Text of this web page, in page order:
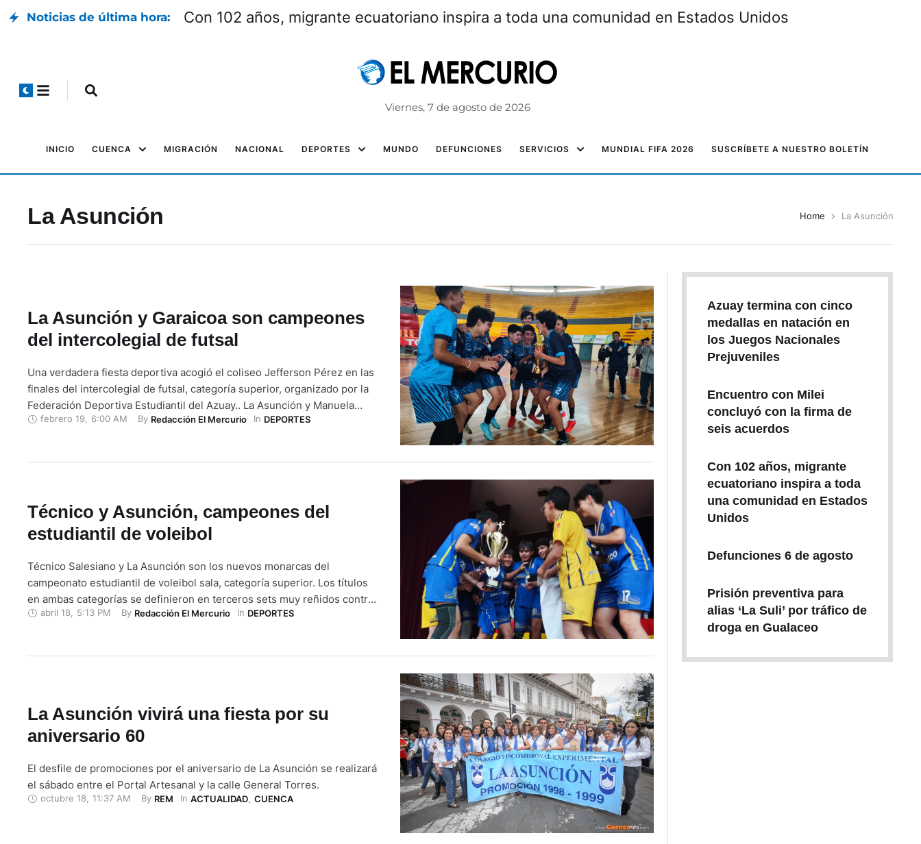
Noticias de última hora: Con 102 años, migrante ecuatoriano inspira a toda una comunidad en Estados Unidos
Viernes, 7 de agosto de 2026
INICIO CUENCA MIGRACIÓN NACIONAL DEPORTES MUNDO DEFUNCIONES SERVICIOS MUNDIAL FIFA 2026 SUSCRÍBETE A NUESTRO BOLETÍN
La Asunción Home La Asunción
La Asunción y Garaicoa son campeones
del intercolegial de futsal
Una verdadera fiesta deportiva acogió el coliseo Jefferson Pérez en las
finales del intercolegial de futsal, categoría superior, organizado por la
Federación Deportiva Estudiantil del Azuay.. La Asunción y Manuela
Garaicoa salieron por el ‘arco de triunfo’ al imponerse a Daniel Córdova
febrero 19 6:00 AM By Redacción El Mercurio In DEPORTES
Técnico y Asunción, campeones del
estudiantil de voleibol
Técnico Salesiano y La Asunción son los nuevos monarcas del
campeonato estudiantil de voleibol sala, categoría superior. Los títulos
en ambas categorías se definieron en terceros sets muy reñidos contra
Borja y Sagrados Corazones, en el coliseo del Colegio Benigno Malo. En
abril 18 5:13 PM By Redacción El Mercurio In DEPORTES
La Asunción vivirá una fiesta por su
aniversario 60
El desfile de promociones por el aniversario de La Asunción se realizará
el sábado entre el Portal Artesanal y la calle General Torres.
octubre 18 11:37 AM By REM In ACTUALIDAD, CUENCA
Azuay termina con cinco
medallas en natación en
los Juegos Nacionales
Prejuveniles
Encuentro con Milei
concluyó con la firma de
seis acuerdos
Con 102 años, migrante
ecuatoriano inspira a toda
una comunidad en Estados
Unidos
Defunciones 6 de agosto
Prisión preventiva para
alias ‘La Suli’ por tráfico de
droga en Gualaceo